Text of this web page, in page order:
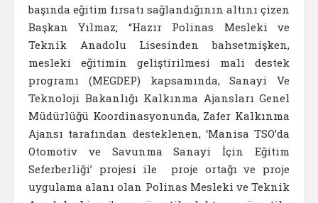
başında eğitim fırsatı sağlandığının altını çizen
Başkan Yılmaz; “Hazır Polinas Mesleki ve
Teknik Anadolu Lisesinden bahsetmişken,
mesleki eğitimin geliştirilmesi mali destek
programı (MEGDEP) kapsamında, Sanayi Ve
Teknoloji Bakanlığı Kalkınma Ajansları Genel
Müdürlüğü Koordinasyonunda, Zafer Kalkınma
Ajansı tarafından desteklenen, ‘Manisa TSO’da
Otomotiv ve Savunma Sanayi İçin Eğitim
Seferberliği’ projesi ile proje ortağı ve proje
uygulama alanı olan Polinas Mesleki ve Teknik